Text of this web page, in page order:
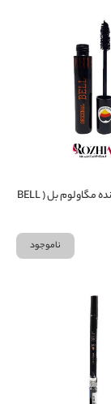
ریمل حجم دهنده مگاولوم بل ( BELL
ناموجود